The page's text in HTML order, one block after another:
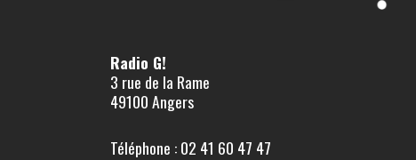
Radio G!
3 rue de la Rame
49100 Angers
Téléphone : 02 41 60 47 47